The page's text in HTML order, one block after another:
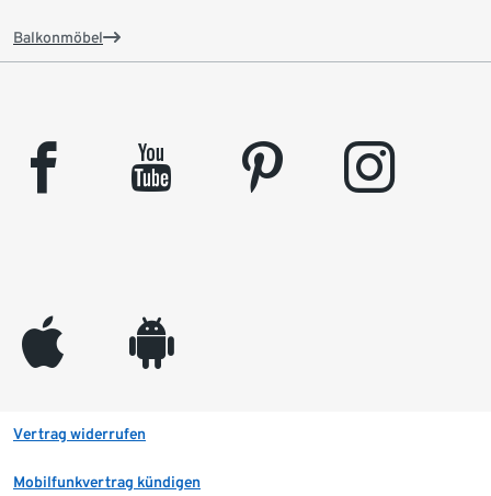
Balkonmöbel
facebook youtube pinterest instagram
appleinc android
Vertrag widerrufen
Mobilfunkvertrag kündigen